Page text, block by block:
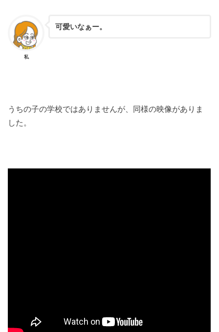
私
可愛いなぁー。
うちの子の学校ではありませんが、同様の映像がありま
した。